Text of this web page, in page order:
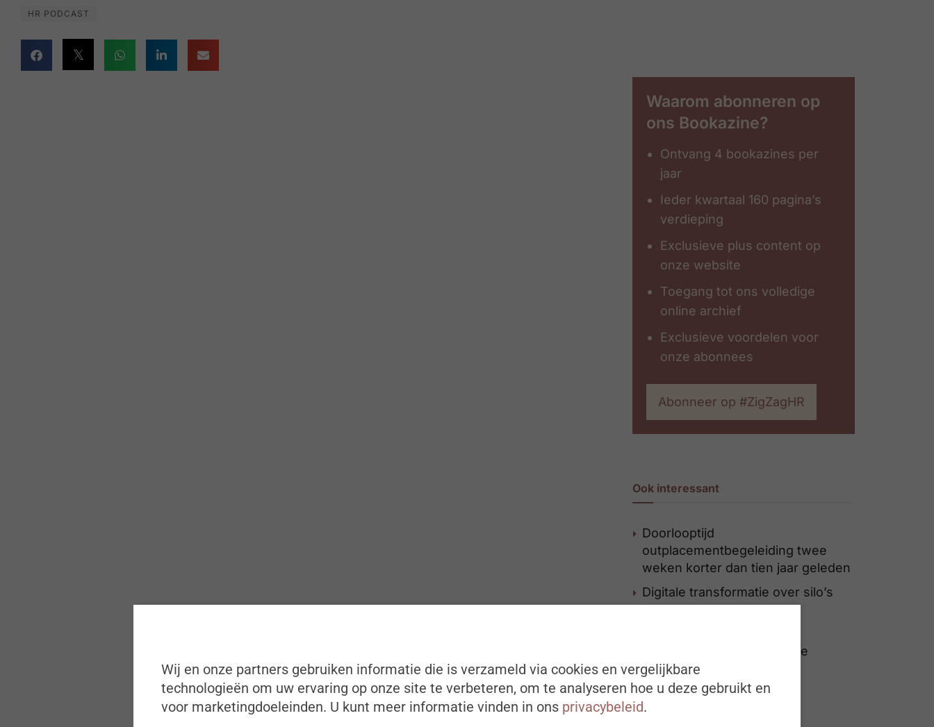
HR PODCAST
Waarom abonneren op
ons Bookazine?
Ontvang 4 bookazines per
jaar
Ieder kwartaal 160 pagina’s
verdieping
Exclusieve plus content op
onze website
Toegang tot ons volledige
online archief
Exclusieve voordelen voor
onze abonnees
Abonneer op #ZigZagHR
Ook interessant
Doorlooptijd
outplacementbegeleiding twee
weken korter dan tien jaar geleden
Digitale transformatie over silo’s
heen
personeelsfeest? Dit zijn de
risico’s voor werkgevers
Wij en onze partners gebruiken informatie die is verzameld via cookies en vergelijkbare
technologieën om uw ervaring op onze site te verbeteren, om te analyseren hoe u deze gebruikt en
voor marketingdoeleinden. U kunt meer informatie vinden in ons privacybeleid.